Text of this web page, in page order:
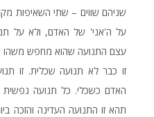
שניהם שווים – שתי השאיפות
על ה'אני' של האדם, ולא על
עצם התנועה שהוא מחפש משהו
זו כבר לא תנועה שכלית. זו
האדם כשכלי. כל תנועה נפשית
תהא זו התנועה העדינה והזכה